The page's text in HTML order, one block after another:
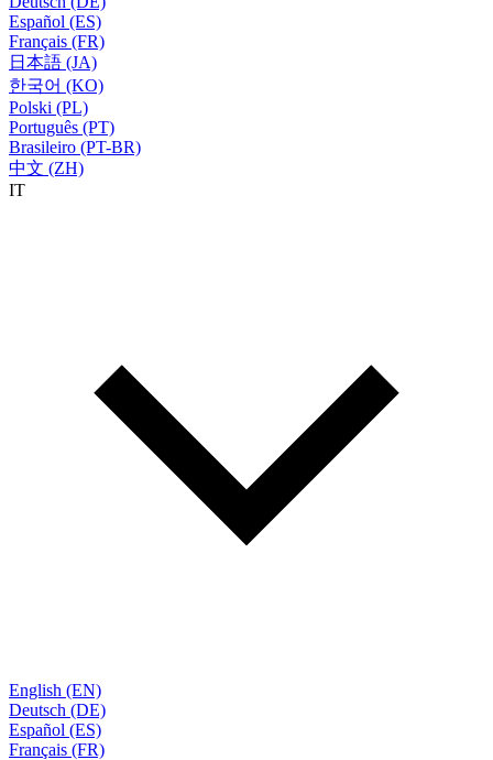
Español (ES)
Français (FR)
日本語 (JA)
한국어 (KO)
Polski (PL)
Português (PT)
Brasileiro (PT-BR)
中文 (ZH)
IT
English (EN)
Deutsch (DE)
Español (ES)
Français (FR)